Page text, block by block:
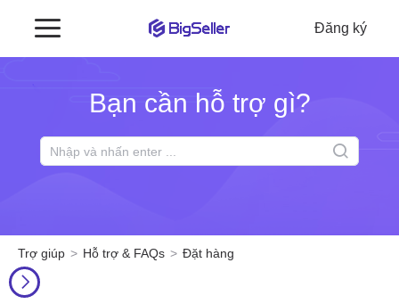
Đăng ký
Bạn cần hỗ trợ gì?
Trợ giúp Hỗ trợ & FAQs Đặt hàng